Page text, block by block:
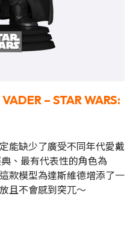
– STAR WARS:
能缺少了廣受不同年代愛戴
、最有代表性的角色為
款模型為達斯維德增添了一
且不會感到突兀～